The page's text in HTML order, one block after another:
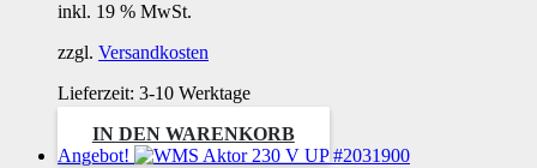
inkl. 19 % MwSt.
zzgl. Versandkosten
Lieferzeit: 3-10 Werktage
IN DEN WARENKORB
Angebot!